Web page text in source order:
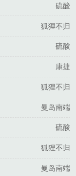
硫酸
狐狸不归
硫酸
康捷
狐狸不归
曼岛南端
硫酸
狐狸不归
曼岛南端